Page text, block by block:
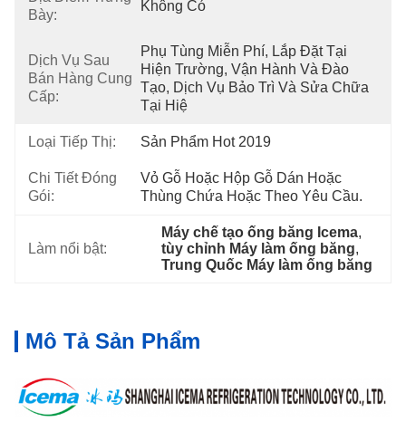
Bày:
Không Có
Dịch Vụ Sau
Bán Hàng Cung
Cấp:
Phụ Tùng Miễn Phí, Lắp Đặt Tại
Hiện Trường, Vận Hành Và Đào
Tạo, Dịch Vụ Bảo Trì Và Sửa Chữa
Tại Hiệ
Loại Tiếp Thị: Sản Phẩm Hot 2019
Chi Tiết Đóng
Gói:
Vỏ Gỗ Hoặc Hộp Gỗ Dán Hoặc
Thùng Chứa Hoặc Theo Yêu Cầu.
Làm nổi bật:
Máy chế tạo ống băng Icema,
tùy chỉnh Máy làm ống băng,
Trung Quốc Máy làm ống băng
Mô Tả Sản Phẩm